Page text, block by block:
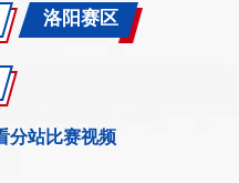
洛阳赛区
分站比赛视频